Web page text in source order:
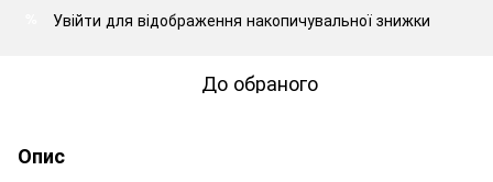
Увійти для відображення накопичувальної знижки
До обраного
Опис